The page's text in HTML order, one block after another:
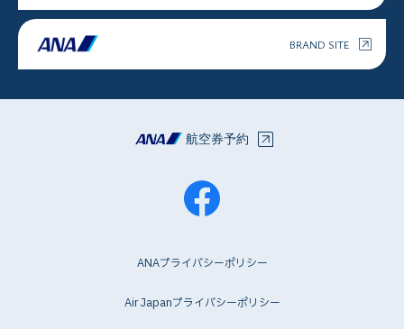
BRAND SITE
ANAプライバシーポリシー
Air Japanプライバシーポリシー
航空券予約